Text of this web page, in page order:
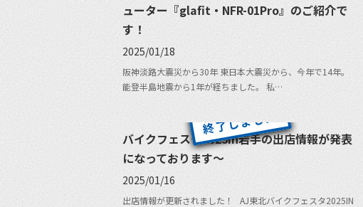
ューター『glafit・NFR-01Pro』のご紹介で
す！
2025/01/18
阪神淡路大震災から30年 東日本大震災から、今年で14年。
能登半島地震から1年が経ちました。 私…
バイクフェスタ2025in岩手の出店情報が発表
になっております〜
2025/01/16
出店情報が更新されました！ AJ東北バイクフェスタ2025IN